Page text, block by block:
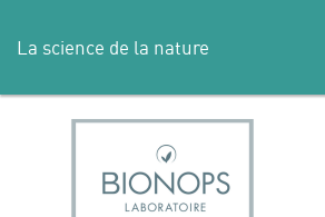
La science de la nature